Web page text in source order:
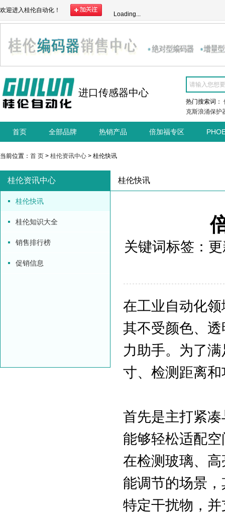
欢迎进入桂伦自动化！
Loading...
进口传感器中心
热门搜索词：
克斯浪涌保护
首页 全部品牌 热销产品 倍加福专区
当前位置： 首 页 > 桂伦资讯中心 > 桂伦快讯
桂伦资讯中心
桂伦快讯
桂伦知识大全
销售排行榜
促销信息
桂伦快讯
关键词标签：
在工业自动化
其不受颜色、
力助手。为了
寸、检测距离
首先是主打紧
能够轻松适配
在检测玻璃、
能调节的场景
特定干扰物，